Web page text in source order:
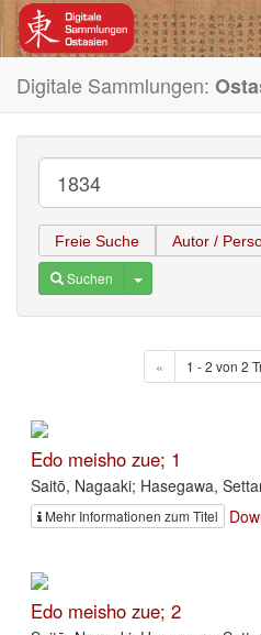
Digitale Sammlungen:
Freie Suche Autor /
Suchen Toggle Dropdown
« 1 - 2 von 2
Edo meisho zue; 1
Saitō, Nagaaki; Hasegawa,
Mehr Informationen zum Titel
Edo meisho zue; 2